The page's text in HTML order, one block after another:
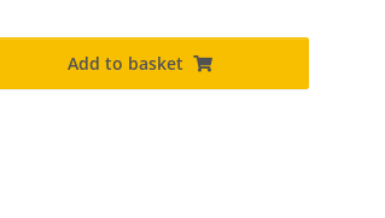
Add to basket